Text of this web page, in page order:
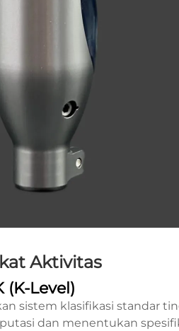
Aktivitas
(K-Level)
sistem klasifikasi standar
dan menentukan